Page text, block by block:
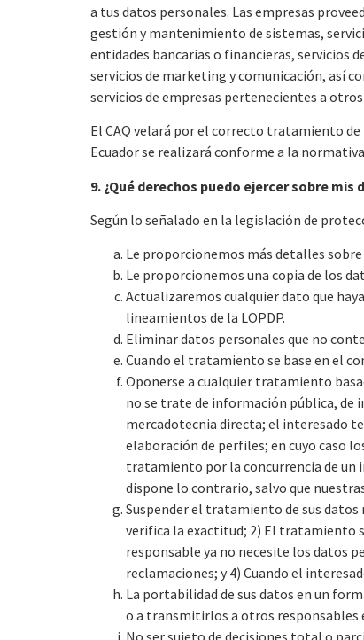
a tus datos personales. Las empresas
gestión y mantenimiento de sistemas,
entidades bancarias o financieras, servicios
servicios de marketing y comunicación, así
servicios de empresas pertenecientes a
El CAQ velará por el correcto tratamiento
Ecuador se realizará conforme a la
9. ¿Qué derechos puedo ejercer sobre mis
Según lo señalado en la legislación de
Le proporcionemos más detalles sobre
Le proporcionemos una copia de los
Actualizaremos cualquier dato que
lineamientos de la LOPDP.
Eliminar datos personales que no
Cuando el tratamiento se base en el
Oponerse a cualquier tratamiento
no se trate de información pública,
mercadotecnia directa; el interesado
elaboración de perfiles; en cuyo caso
tratamiento por la concurrencia de un
dispone lo contrario, salvo que
Suspender el tratamiento de sus
verifica la exactitud; 2) El tratamiento
responsable ya no necesite los datos
reclamaciones; y 4) Cuando el
La portabilidad de sus datos en un
o a transmitirlos a otros responsables